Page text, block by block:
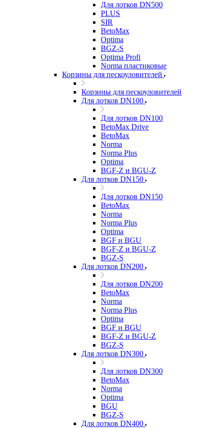
Для лотков DN500
PLUS
SIR
BetoMax
Optima
BGZ-S
Optima Profi
Norma пластиковые
Корзины для пескоуловителей
Корзины для пескоуловителей
Для лотков DN100
Для лотков DN100
BetoMax Drive
BetoMax
Norma
Norma Plus
Optima
BGF-Z и BGU-Z
Для лотков DN150
Для лотков DN150
BetoMax
Norma
Norma Plus
Optima
BGF и BGU
BGF-Z и BGU-Z
BGZ-S
Для лотков DN200
Для лотков DN200
BetoMax
Norma
Norma Plus
Optima
BGF и BGU
BGF-Z и BGU-Z
BGZ-S
Для лотков DN300
Для лотков DN300
BetoMax
Norma
Optima
BGU
BGZ-S
Для лотков DN400